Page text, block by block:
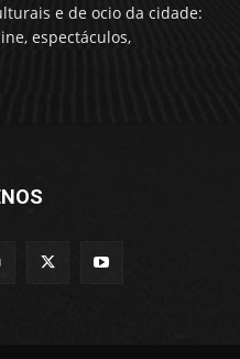
e de ocio da cidade:
espectáculos,